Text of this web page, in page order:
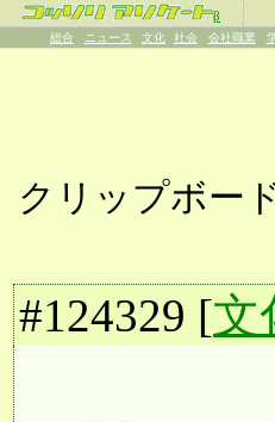
β
総合 ニュース 文化 社会 会社職業
クリップボー
#124329 [文